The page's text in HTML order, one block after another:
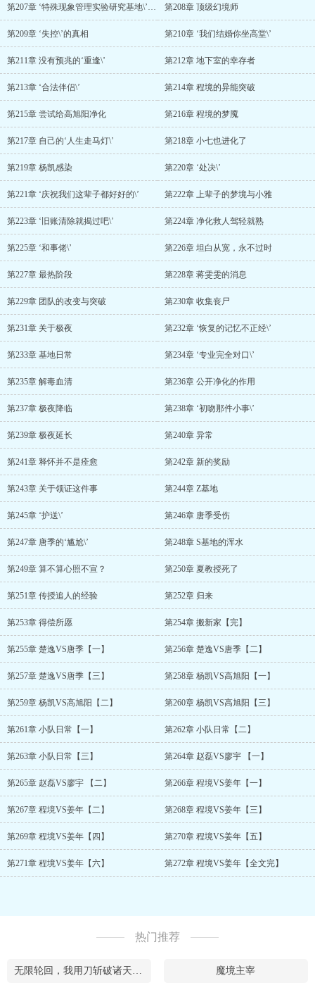
第207章 ‘特殊现象管理实验研究基地\’事故 第208章 顶级幻境师
第209章 ‘失控\’的真相 第210章 ‘我们结婚你坐高堂\’
第211章 没有预兆的‘重逢\’ 第212章 地下室的幸存者
第213章 ‘合法伴侣\’ 第214章 程境的异能突破
第215章 尝试给高旭阳净化 第216章 程境的梦魇
第217章 自己的‘人生走马灯\’ 第218章 小七也进化了
第219章 杨凯感染 第220章 ‘处决\’
第221章 ‘庆祝我们这辈子都好好的\’ 第222章 上辈子的梦境与小雅
第223章 ‘旧账清除就揭过吧\’ 第224章 净化救人驾轻就熟
第225章 ‘和事佬\’ 第226章 坦白从宽，永不过时
第227章 最热阶段 第228章 蒋雯雯的消息
第229章 团队的改变与突破 第230章 收集丧尸
第231章 关于极夜 第232章 ‘恢复的记忆不正经\’
第233章 基地日常 第234章 ‘专业完全对口\’
第235章 解毒血清 第236章 公开净化的作用
第237章 极夜降临 第238章 ‘初吻那件小事\’
第239章 极夜延长 第240章 异常
第241章 释怀并不是痊愈 第242章 新的奖励
第243章 关于领证这件事 第244章 Z基地
第245章 ‘护送\’ 第246章 唐季受伤
第247章 唐季的‘尴尬\’ 第248章 S基地的浑水
第249章 算不算心照不宣？ 第250章 夏教授死了
第251章 传授追人的经验 第252章 归来
第253章 得偿所愿 第254章 搬新家【完】
第255章 楚逸VS唐季【一】 第256章 楚逸VS唐季【二】
第257章 楚逸VS唐季【三】 第258章 杨凯VS高旭阳【一】
第259章 杨凯VS高旭阳【二】 第260章 杨凯VS高旭阳【三】
第261章 小队日常【一】 第262章 小队日常【二】
第263章 小队日常【三】 第264章 赵磊VS廖宇 【一】
第265章 赵磊VS廖宇 【二】 第266章 程境VS姜年【一】
第267章 程境VS姜年【二】 第268章 程境VS姜年【三】
第269章 程境VS姜年【四】 第270章 程境VS姜年【五】
第271章 程境VS姜年【六】 第272章 程境VS姜年【全文完】
热门推荐
无限轮回，我用刀斩破诸天万界 魔境主宰